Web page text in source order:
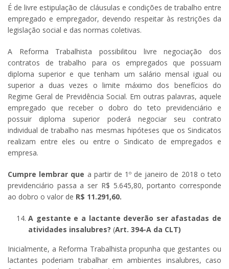
É de livre estipulação de cláusulas e condições de trabalho entre
empregado e empregador, devendo respeitar às restrições da
legislação social e das normas coletivas.
A Reforma Trabalhista possibilitou livre negociação dos
contratos de trabalho para os empregados que possuam
diploma superior e que tenham um salário mensal igual ou
superior a duas vezes o limite máximo dos benefícios do
Regime Geral de Previdência Social. Em outras palavras, aquele
empregado que receber o dobro do teto previdenciário e
possuir diploma superior poderá negociar seu contrato
individual de trabalho nas mesmas hipóteses que os Sindicatos
realizam entre eles ou entre o Sindicato de empregados e
empresa.
Cumpre lembrar que a partir de 1º de janeiro de 2018 o teto
previdenciário passa a ser R$ 5.645,80, portanto corresponde
ao dobro o valor de R$ 11.291,60.
A gestante e a lactante deverão ser afastadas de
atividades insalubres? (Art. 394-A da CLT)
Inicialmente, a Reforma Trabalhista propunha que gestantes ou
lactantes poderiam trabalhar em ambientes insalubres, caso